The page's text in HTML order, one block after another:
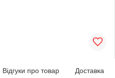
Відгуки про товар Доставка